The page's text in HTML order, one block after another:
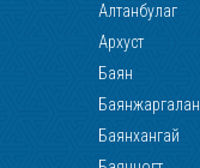
Алтанбулаг
Архуст
Баян
Баянжаргалан
Баянхангай